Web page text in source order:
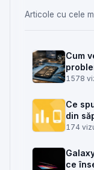
Articole cu cele
Cum
placa
1578
Ce
din
174
ce